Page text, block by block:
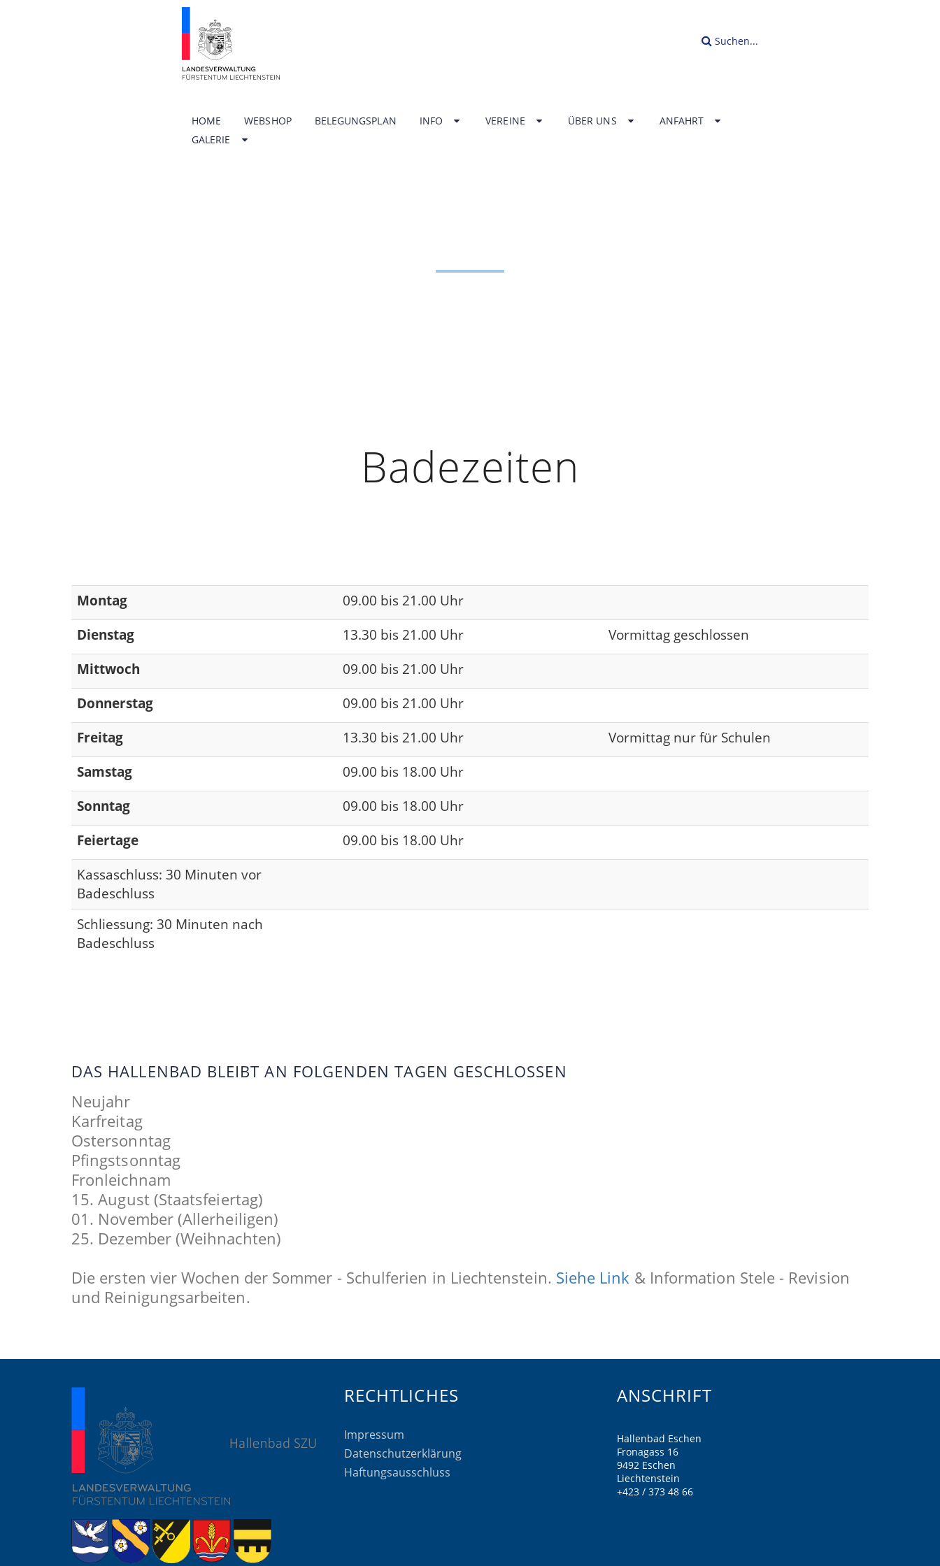
Suchen...
HOME WEBSHOP BELEGUNGSPLAN INFO VEREINE ÜBER UNS
ANFAHRT
GALERIE
Badezeiten
Montag
09.00 bis 21.00 Uhr
Dienstag
13.30 bis 21.00 Uhr
Vormittag geschlossen
Mittwoch
09.00 bis 21.00 Uhr
Donnerstag
09.00 bis 21.00 Uhr
Freitag
13.30 bis 21.00 Uhr
Vormittag nur für Schulen
Samstag
09.00 bis 18.00 Uhr
Sonntag
09.00 bis 18.00 Uhr
Feiertage
09.00 bis 18.00 Uhr
Kassaschluss: 30 Minuten vor
Badeschluss
Schliessung: 30 Minuten nach
Badeschluss
DAS HALLENBAD BLEIBT AN FOLGENDEN TAGEN GESCHLOSSEN
Neujahr
Karfreitag
Ostersonntag
Pfingstsonntag
Fronleichnam
15. August (Staatsfeiertag)
01. November (Allerheiligen)
25. Dezember (Weihnachten)
Die ersten vier Wochen der Sommer - Schulferien in Liechtenstein. Siehe Link & Information Stele - Revision
und Reinigungsarbeiten.
RECHTLICHES
Impressum
Datenschutzerklärung
Haftungsausschluss
ANSCHRIFT
Hallenbad Eschen
Fronagass 16
9492 Eschen
Liechtenstein
+423 / 373 48 66